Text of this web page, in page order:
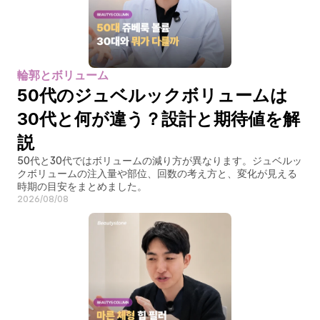
輪郭とボリューム
50代のジュベルックボリュームは
30代と何が違う？設計と期待値を解
説
50代と30代ではボリュームの減り方が異なります。ジュベルッ
クボリュームの注入量や部位、回数の考え方と、変化が見える
時期の目安をまとめました。
2026/08/08